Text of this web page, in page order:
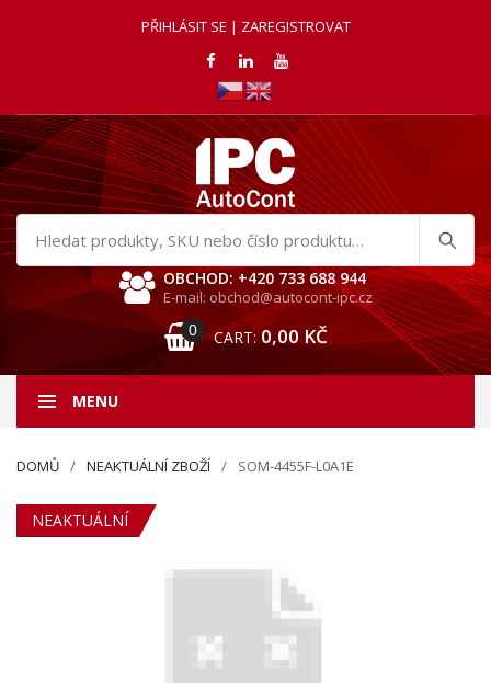
PŘIHLÁSIT SE | ZAREGISTROVAT
Hledat
produkty
OBCHOD: +420 733 688 944
E-mail: obchod@autocont-ipc.cz
0 CART: 0,00 KČ
MENU
DOMŮ NEAKTUÁLNÍ ZBOŽÍ SOM-4455F-L0A1E
NEAKTUÁLNÍ